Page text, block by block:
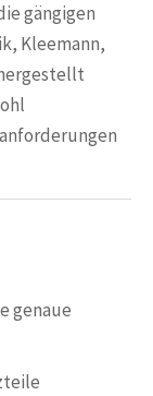
gängigen
Kleemann,
genaue